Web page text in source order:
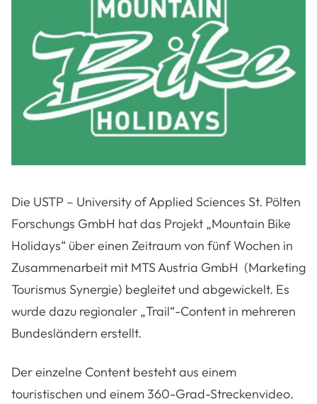
Die USTP – University of Applied Sciences St. Pölten
Forschungs GmbH hat das Projekt „Mountain Bike
Holidays“ über einen Zeitraum von fünf Wochen in
Zusammenarbeit mit MTS Austria GmbH (Marketing
Tourismus Synergie) begleitet und abgewickelt. Es
wurde dazu regionaler „Trail“-Content in mehreren
Bundesländern erstellt.
Der einzelne Content besteht aus einem
touristischen und einem 360-Grad-Streckenvideo.